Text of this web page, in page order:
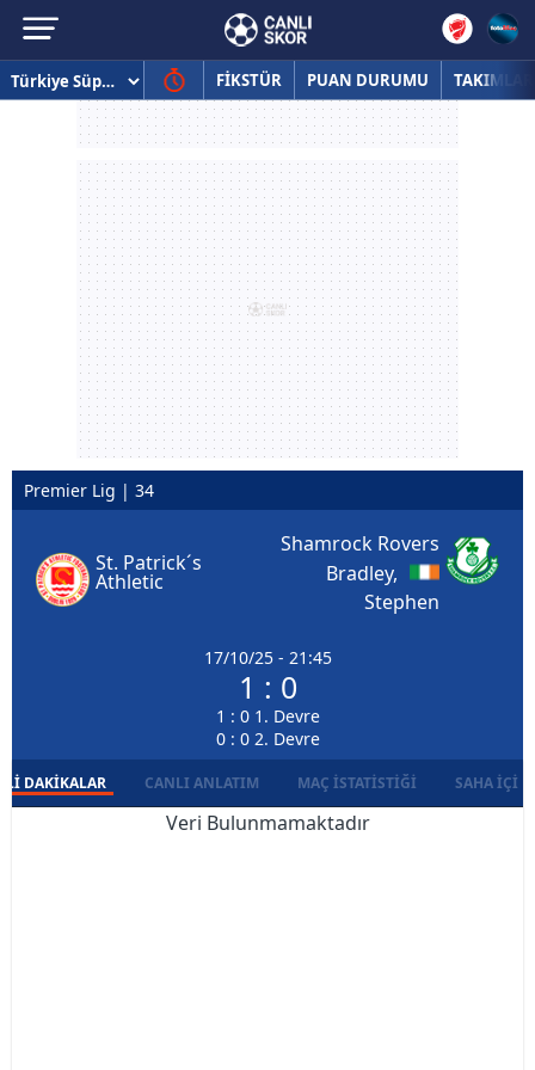
FİKSTÜR PUAN DURUMU TAKIMLAR
Premier Lig | 34
St. Patrick´s
Athletic
17/10/25 - 21:45
1 : 0
1 : 0 1. Devre
0 : 0 2. Devre
Shamrock Rovers
Bradley,
Stephen
DAKIKALAR CANLI ANLATIM MAÇ İSTATISTIĞI SAHA İÇI
Veri Bulunmamaktadır